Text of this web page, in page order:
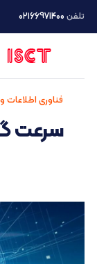
تلفن ۰۲۱66971400
فناوری اطلاعات
سرعت